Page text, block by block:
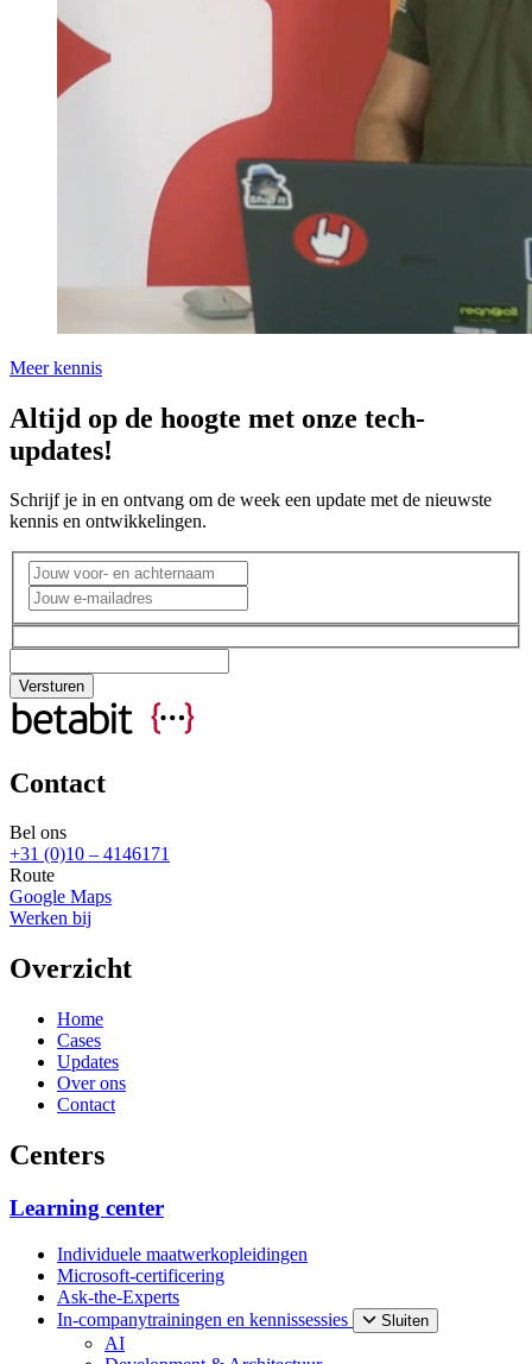
Meer kennis
Altijd op de hoogte met onze tech-
updates!
Schrijf je in en ontvang om de week een update met de nieuwste
kennis en ontwikkelingen.
Contact
Bel ons
+31 (0)10 – 4146171
Route
Google Maps
Werken bij
Overzicht
Home
Cases
Updates
Over ons
Contact
Centers
Learning center
Individuele maatwerkopleidingen
Microsoft-certificering
Ask-the-Experts
In-companytrainingen en kennissessies
Sluiten
AI